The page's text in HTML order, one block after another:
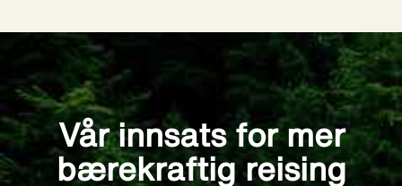
Vår innsats for mer
bærekraftig reising